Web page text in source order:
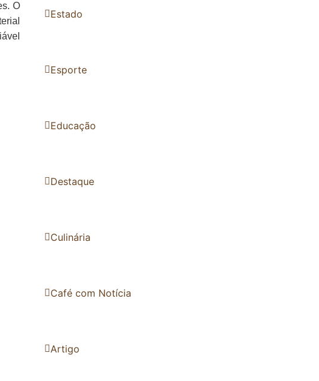
O
Estado
Esporte
Educação
Destaque
Culinária
Café com Notícia
Artigo